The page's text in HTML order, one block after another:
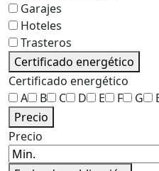
Garajes
Hoteles
Trasteros
Certificado energético
Certificado energético
A
B C D E F G
Precio
Precio